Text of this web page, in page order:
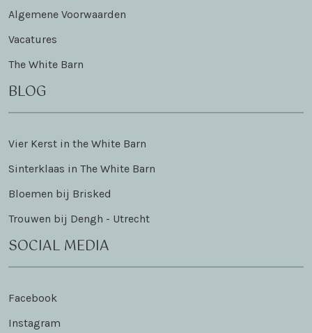
Algemene Voorwaarden
Vacatures
The White Barn
BLOG
Vier Kerst in the White Barn
Sinterklaas in The White Barn
Bloemen bij Brisked
Trouwen bij Dengh - Utrecht
SOCIAL MEDIA
Facebook
Instagram